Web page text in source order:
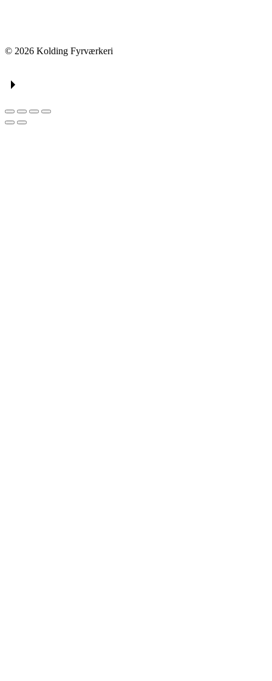
© 2026 Kolding Fyrværkeri